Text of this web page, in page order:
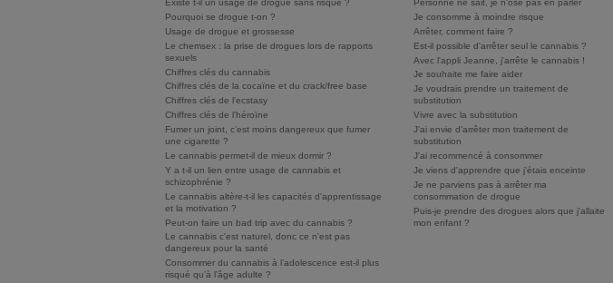
Existe t-il un usage de drogue sans risque ?
Pourquoi se drogue t-on ?
Usage de drogue et grossesse
Le chemsex : la prise de drogues lors de rapports
sexuels
Chiffres clés du cannabis
Chiffres clés de la cocaïne et du crack/free base
Chiffres clés de l'ecstasy
Chiffres clés de l'héroïne
Fumer un joint, c’est moins dangereux que fumer
une cigarette ?
Le cannabis permet-il de mieux dormir ?
Y a t-il un lien entre usage de cannabis et
schizophrénie ?
Le cannabis altère-t-il les capacités d'apprentissage
et la motivation ?
Peut-on faire un bad trip avec du cannabis ?
Le cannabis c'est naturel, donc ce n'est pas
dangereux pour la santé
Consommer du cannabis à l’adolescence est-il plus
risqué qu’à l’âge adulte ?
Personne ne sait, je n'ose pas en parler
Je consomme à moindre risque
Arrêter, comment faire ?
Est-il possible d'arrêter seul le cannabis ?
Avec l'appli Jeanne, j'arrête le cannabis !
Je souhaite me faire aider
Je voudrais prendre un traitement de
substitution
Vivre avec la substitution
J'ai envie d'arrêter mon traitement de
substitution
J'ai recommencé à consommer
Je viens d'apprendre que j'étais enceinte
Je ne parviens pas à arrêter ma
consommation de drogue
Puis-je prendre des drogues alors que j'allaite
mon enfant ?